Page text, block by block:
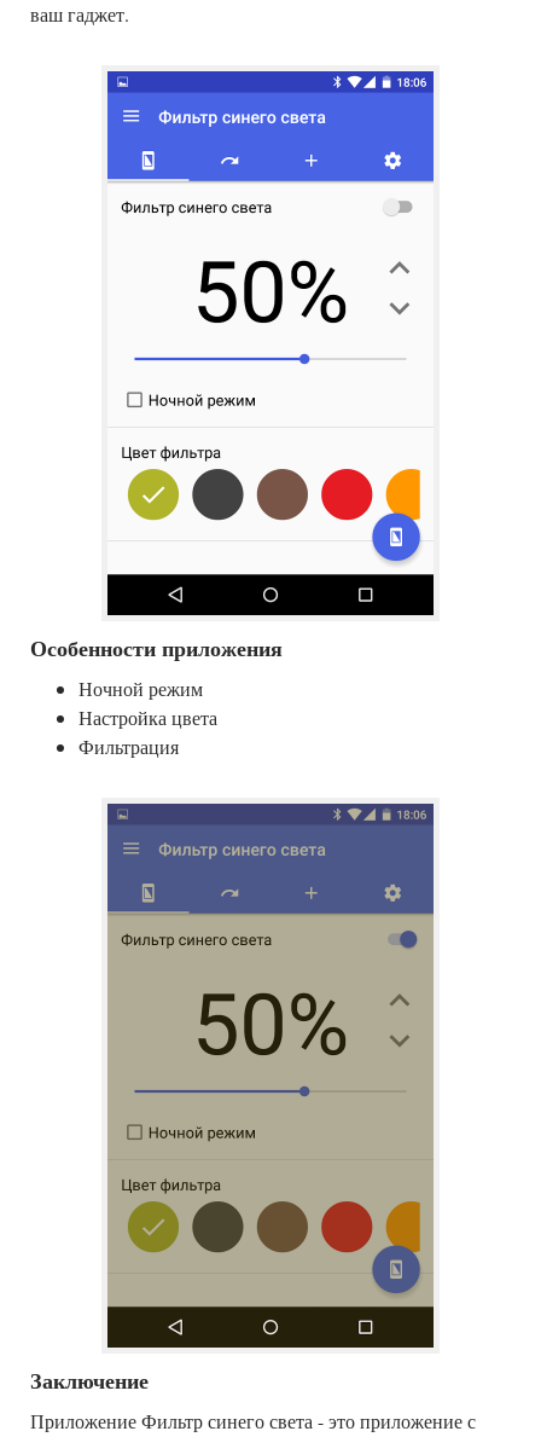
ваш гаджет.
Особенности приложения
Ночной режим
Настройка цвета
Фильтрация
Заключение
Приложение Фильтр синего света - это приложение с